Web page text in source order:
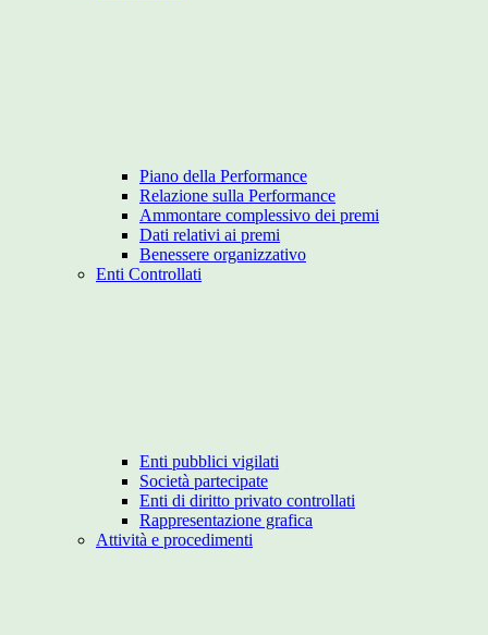
Piano della Performance
Relazione sulla Performance
Ammontare complessivo dei premi
Dati relativi ai premi
Benessere organizzativo
Enti Controllati
Enti pubblici vigilati
Società partecipate
Enti di diritto privato controllati
Rappresentazione grafica
Attività e procedimenti